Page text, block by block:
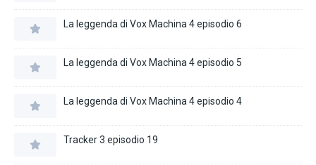
La leggenda di Vox Machina 4 episodio 6
La leggenda di Vox Machina 4 episodio 5
La leggenda di Vox Machina 4 episodio 4
Tracker 3 episodio 19